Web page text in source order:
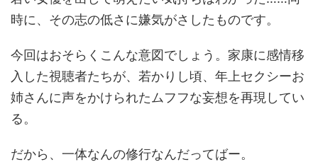
時に、その志の低さに嫌気がさしたものです。
今回はおそらくこんな意図でしょう。家康に感情移
入した視聴者たちが、若かりし頃、年上セクシーお
姉さんに声をかけられたムフフな妄想を再現してい
る。
だから、一体なんの修行なんだってばー。